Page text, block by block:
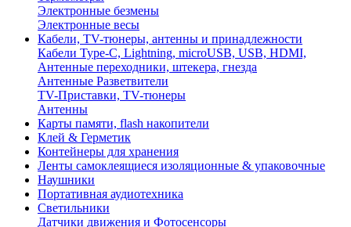
Электронные безмены
Электронные весы
Кабели, TV-тюнеры, антенны и принадлежности
Кабели Type-C, Lightning, microUSB, USB, HDMI,
Антенные переходники, штекера, гнезда
Антенные Разветвители
TV-Приставки, TV-тюнеры
Антенны
Карты памяти, flash накопители
Клей & Герметик
Контейнеры для хранения
Ленты самоклеящиеся изоляционные & упаковочные
Наушники
Портативная аудиотехника
Светильники
Датчики движения и Фотосенсоры